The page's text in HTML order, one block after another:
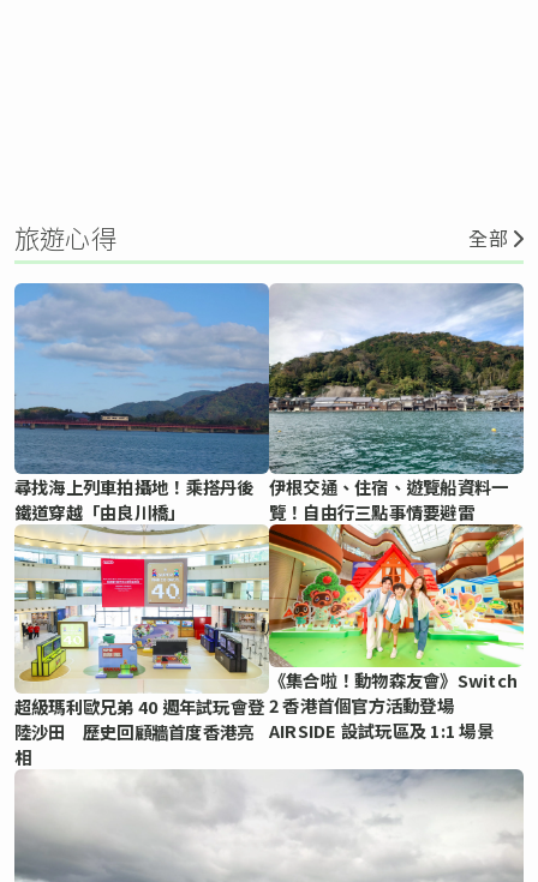
旅遊心得 全部
尋找海上列車拍攝地！乘搭丹後
鐵道穿越「由良川橋」
伊根交通、住宿、遊覽船資料一
覽！自由行三點事情要避雷
超級瑪利歐兄弟 40 週年試玩會登
陸沙田 歷史回顧牆首度香港亮
相
《集合啦！動物森友會》Switch
2 香港首個官方活動登場
AIRSIDE 設試玩區及 1:1 場景